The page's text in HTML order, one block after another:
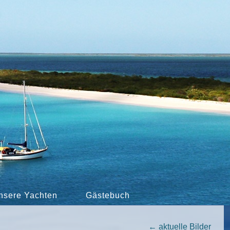
Yachten Gästebuch
← aktuelle Bilder